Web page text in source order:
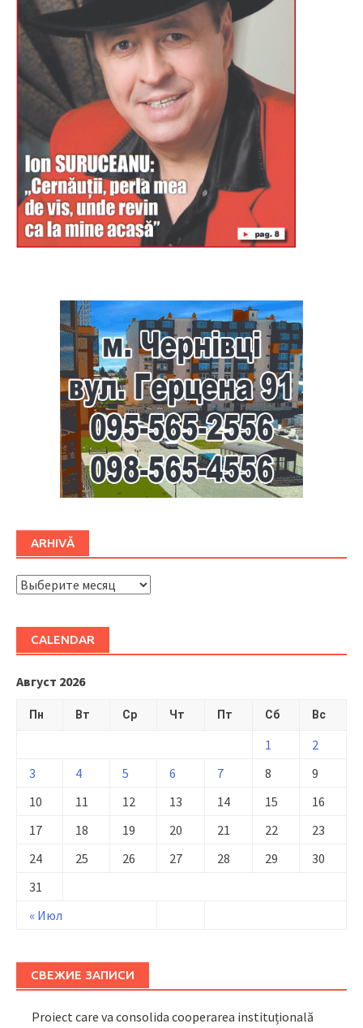
ARHIVĂ
ARHIVĂ
CALENDAR
Август 2026
Пн Вт Ср Чт Пт Сб Вс
« Июл
1
2
3
4 5 6 7 8
9
10
11 12 13 14 15
16
17
18 19 20 21 22
23
24
25 26 27 28 29
30
31
СВЕЖИЕ ЗАПИСИ
Proiect care va consolida cooperarea instituțională